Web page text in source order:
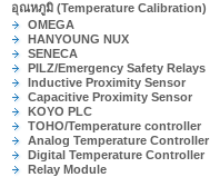
อุณหภูมิ (Temperature Calibration)
OMEGA
HANYOUNG NUX
SENECA
PILZ/Emergency Safety Relays
Inductive Proximity Sensor
Capacitive Proximity Sensor
KOYO PLC
TOHO/Temperature controller
Analog Temperature Controller
Digital Temperature Controller
Relay Module